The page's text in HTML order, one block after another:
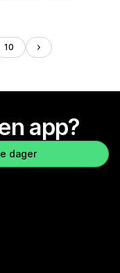
10
app?
dager